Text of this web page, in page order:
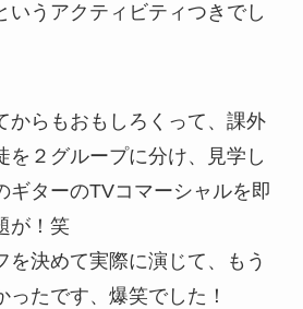
うアクティビティつきでし
からもおもしろくって、課外
を２グループに分け、見学し
ギターのTVコマーシャルを即
が！笑
を決めて実際に演じて、もう
たです、爆笑でした！